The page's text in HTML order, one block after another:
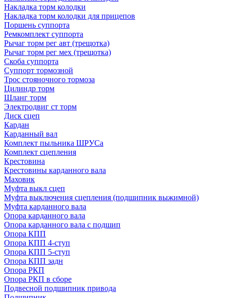
Накладка торм колодки
Накладка торм колодки для прицепов
Поршень суппорта
Ремкомплект суппорта
Рычаг торм рег авт (трещотка)
Рычаг торм рег мех (трещотка)
Скоба суппорта
Суппорт тормозной
Трос стояночного тормоза
Цилиндр торм
Шланг торм
Электродвиг ст торм
Диск сцеп
Кардан
Карданный вал
Комплект пыльника ШРУСа
Комплект сцепления
Крестовина
Крестовины карданного вала
Маховик
Муфта выкл сцеп
Муфта выключения сцепления (подшипник выжимной)
Муфта карданного вала
Опора карданного вала
Опора карданного вала с подшип
Опора КПП
Опора КПП 4-ступ
Опора КПП 5-ступ
Опора КПП задн
Опора РКП
Опора РКП в сборе
Подвесной подшипник привода